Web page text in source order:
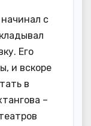
с
Его
и вскоре
в
–